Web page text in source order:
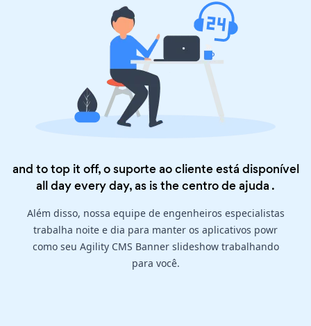
and to top it off, o suporte ao cliente está disponível
all day every day, as is thecentro de ajuda .
Além disso, nossa equipe de engenheiros especialistas
trabalha noite e dia para manter os aplicativos powr
como seu Agility CMS Banner slideshow trabalhando
para você.